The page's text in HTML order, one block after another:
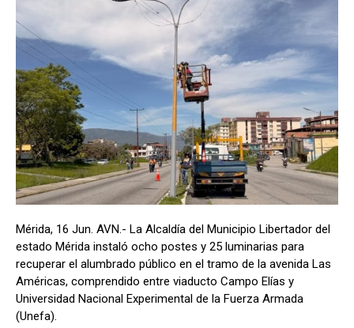
Mérida, 16 Jun. AVN.- La Alcaldía del Municipio Libertador del
estado Mérida instaló ocho postes y 25 luminarias para
recuperar el alumbrado público en el tramo de la avenida Las
Américas, comprendido entre viaducto Campo Elías y
Universidad Nacional Experimental de la Fuerza Armada
(Unefa).